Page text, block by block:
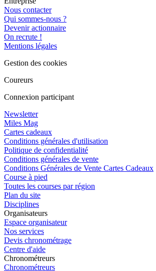
Nous contacter
Qui sommes-nous ?
Devenir actionnaire
On recrute !
Mentions légales
Gestion des cookies
Coureurs
Connexion participant
Newsletter
Miles Mag
Cartes cadeaux
Conditions générales d'utilisation
Politique de confidentialité
Conditions générales de vente
Conditions Générales de Vente Cartes Cadeaux
Course à pied
Toutes les courses par région
Plan du site
Disciplines
Organisateurs
Espace organisateur
Nos services
Devis chronométrage
Centre d'aide
Chronométreurs
Chronométreurs